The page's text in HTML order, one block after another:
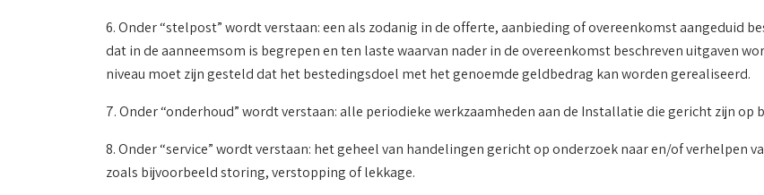
6. Onder “stelpost” wordt verstaan: een als zodanig in de offerte, aanbieding of overeenkomst aangeduid
dat in de aanneemsom is begrepen en ten laste waarvan nader in de overeenkomst beschreven uitgaven
niveau moet zijn gesteld dat het bestedingsdoel met het genoemde geldbedrag kan worden gerealiseerd.
7. Onder “onderhoud” wordt verstaan: alle periodieke werkzaamheden aan de Installatie die gericht zijn
8. Onder “service” wordt verstaan: het geheel van handelingen gericht op onderzoek naar en/of verhelpen
zoals bijvoorbeeld storing, verstopping of lekkage.